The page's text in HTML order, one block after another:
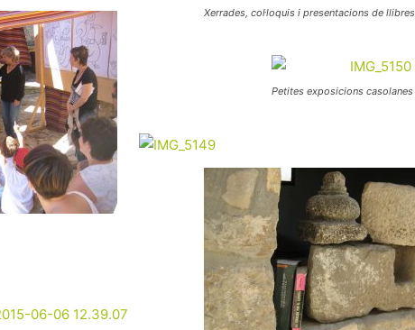
Xerrades, col·loquis i presentacions de llibres
Petites exposicions casolanes